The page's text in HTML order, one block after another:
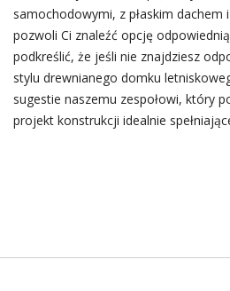
samochodowymi, z płaskim dachem
pozwoli Ci znaleźć opcję
podkreślić, że jeśli nie znajdziesz
stylu drewnianego domku
sugestie naszemu zespołowi, który
projekt konstrukcji idealnie